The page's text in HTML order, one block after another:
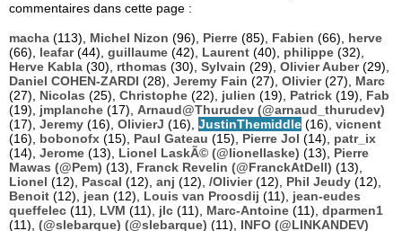
commentaires dans cette page :
macha (113), Michel Nizon (96), Pierre (85), Fabien (66), herve
(66), leafar(44), guillaume (42), Laurent (40), philippe (32),
Herve Kabla (30), rthomas (30), Sylvain (29), Olivier Auber(29),
Daniel COHEN-ZARDI (28), Jeremy Fain (27), Olivier(27), Marc
(27), Nicolas (25), Christophe (22), julien (19), Patrick (19), Fab
(19), jmplanche (17), Arnaud@Thurudev (@arnaud_thurudev)
(17), Jeremy (16), OlivierJ (16), JustinThemiddle (16), vicnent
(16), bobonofx (15), Paul Gateau (15), Pierre Jol (14), patr_ix
(14), Jerome (13), Lionel LaskÃ© (@lionellaske) (13), Pierre
Mawas (@Pem) (13), Franck Revelin (@FranckAtDell) (13),
Lionel (12), Pascal (12), anj (12), /Olivier(12), Phil Jeudy (12),
Benoit (12), jean (12), Louis van Proosdij (11), jean-eudes
queffelec (11), LVM (11), jlc (11), Marc-Antoine (11), dparmen1
(11), (@slebarque) (@slebarque) (11), INFO (@LINKANDEV)